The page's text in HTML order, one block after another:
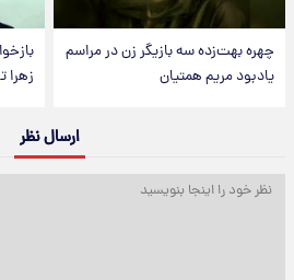
چهره بهت‌زده سه بازیگر زن در مراسم
یادبود مریم همتیان
زهرا
ارسال نظر